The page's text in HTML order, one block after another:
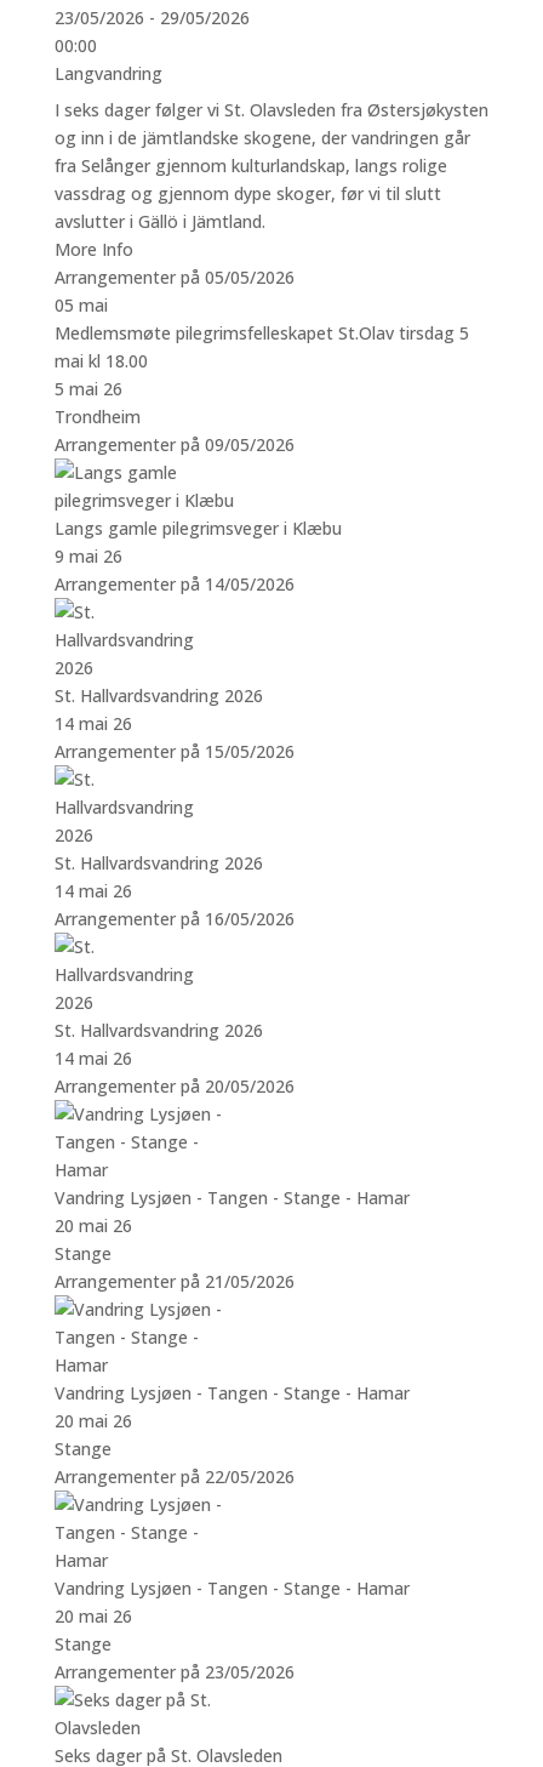
23/05/2026 - 29/05/2026
00:00
Langvandring
I seks dager følger vi St. Olavsleden fra Østersjøkysten
og inn i de jämtlandske skogene, der vandringen går
fra Selånger gjennom kulturlandskap, langs rolige
vassdrag og gjennom dype skoger, før vi til slutt
avslutter i Gällö i Jämtland.
More Info
Arrangementer på 05/05/2026
05 mai
Medlemsmøte pilegrimsfelleskapet St.Olav tirsdag 5
mai kl 18.00
5 mai 26
Trondheim
Arrangementer på 09/05/2026
Langs gamle pilegrimsveger i Klæbu
9 mai 26
Arrangementer på 14/05/2026
St. Hallvardsvandring 2026
14 mai 26
Arrangementer på 15/05/2026
St. Hallvardsvandring 2026
14 mai 26
Arrangementer på 16/05/2026
St. Hallvardsvandring 2026
14 mai 26
Arrangementer på 20/05/2026
Vandring Lysjøen - Tangen - Stange - Hamar
20 mai 26
Stange
Arrangementer på 21/05/2026
Vandring Lysjøen - Tangen - Stange - Hamar
20 mai 26
Stange
Arrangementer på 22/05/2026
Vandring Lysjøen - Tangen - Stange - Hamar
20 mai 26
Stange
Arrangementer på 23/05/2026
Seks dager på St. Olavsleden